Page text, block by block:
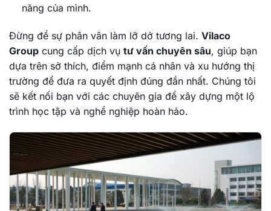
năng của mình.
Đừng để sự phân vân làm lỡ dở tương lai. Vilaco
Group cung cấp dịch vụ tư vấn chuyên sâu, giúp bạn
dựa trên sở thích, điểm mạnh cá nhân và xu hướng thị
trường để đưa ra quyết định đúng đắn nhất. Chúng tôi
sẽ kết nối bạn với các chuyên gia để xây dựng một lộ
trình học tập và nghề nghiệp hoàn hảo.